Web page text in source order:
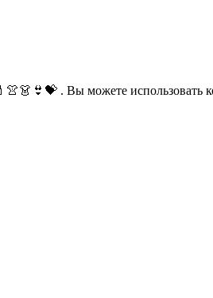
. Вы можете использовать